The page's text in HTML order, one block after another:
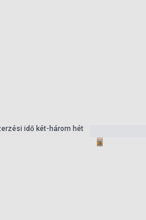
idő két-három hét